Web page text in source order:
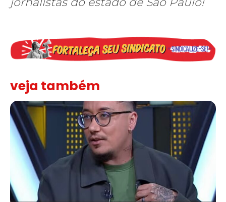
veja também
Solidariedade ao jornalista Caê Vasconcelos e repúdio aos